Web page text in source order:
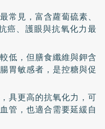
最常見，富含蘿蔔硫素、
癌、護眼與抗氧化力最
低，但膳食纖維與鉀含
胃敏感者，是控糖與促
具更高的抗氧化力，可
管，也適合需要延緩自